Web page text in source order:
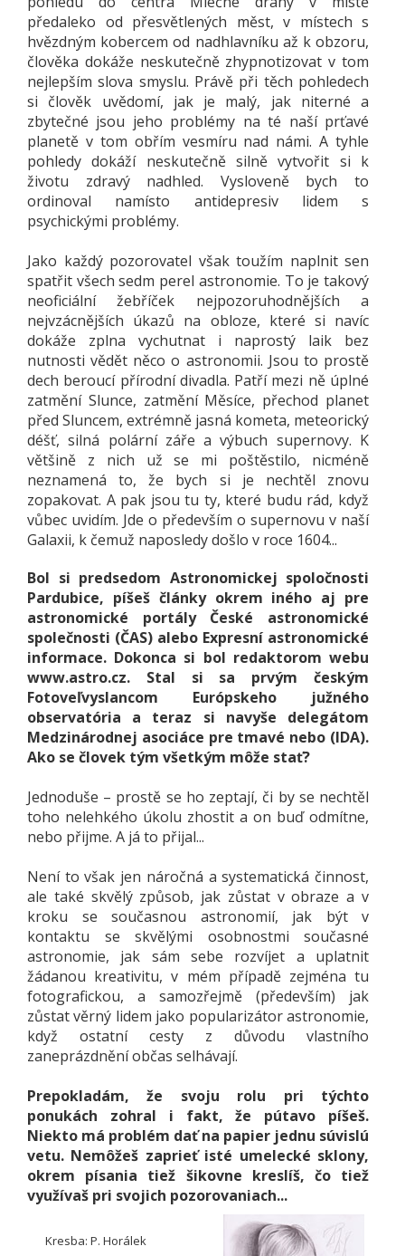
předaleko od přesvětlených měst, v místech s
hvězdným kobercem od nadhlavníku až k obzoru,
člověka dokáže neskutečně zhypnotizovat v tom
nejlepším slova smyslu. Právě při těch pohledech
si člověk uvědomí, jak je malý, jak niterné a
zbytečné jsou jeho problémy na té naší prťavé
planetě v tom obřím vesmíru nad námi. A tyhle
pohledy dokáží neskutečně silně vytvořit si k
životu zdravý nadhled. Vysloveně bych to
ordinoval namísto antidepresiv lidem s
psychickými problémy.
Jako každý pozorovatel však toužím naplnit sen
spatřit všech sedm perel astronomie. To je takový
neoficiální žebříček nejpozoruhodnějších a
nejvzácnějších úkazů na obloze, které si navíc
dokáže zplna vychutnat i naprostý laik bez
nutnosti vědět něco o astronomii. Jsou to prostě
dech beroucí přírodní divadla. Patří mezi ně úplné
zatmění Slunce, zatmění Měsíce, přechod planet
před Sluncem, extrémně jasná kometa, meteorický
déšť, silná polární záře a výbuch supernovy. K
většině z nich už se mi poštěstilo, nicméně
neznamená to, že bych si je nechtěl znovu
zopakovat. A pak jsou tu ty, které budu rád, když
vůbec uvidím. Jde o především o supernovu v naší
Galaxii, k čemuž naposledy došlo v roce 1604...
Bol si predsedom Astronomickej spoločnosti
Pardubice, píšeš články okrem iného aj pre
astronomické portály České astronomické
společnosti (ČAS) alebo Expresní astronomické
informace. Dokonca si bol redaktorom webu
www.astro.cz. Stal si sa prvým českým
Fotoveľvyslancom Európskeho južného
observatória a teraz si navyše delegátom
Medzinárodnej asociáce pre tmavé nebo (IDA).
Ako se človek tým všetkým môže stať?
Jednoduše – prostě se ho zeptají, či by se nechtěl
toho nelehkého úkolu zhostit a on buď odmítne,
nebo přijme. A já to přijal...
Není to však jen náročná a systematická činnost,
ale také skvělý způsob, jak zůstat v obraze a v
kroku se současnou astronomií, jak být v
kontaktu se skvělými osobnostmi současné
astronomie, jak sám sebe rozvíjet a uplatnit
žádanou kreativitu, v mém případě zejména tu
fotografickou, a samozřejmě (především) jak
zůstat věrný lidem jako popularizátor astronomie,
když ostatní cesty z důvodu vlastního
zaneprázdnění občas selhávají.
Prepokladám, že svoju rolu pri týchto
ponukách zohral i fakt, že pútavo píšeš.
Niekto má problém dať na papier jednu súvislú
vetu. Nemôžeš zaprieť isté umelecké sklony,
okrem písania tiež šikovne kreslíš, čo tiež
využívaš pri svojich pozorovaniach...
Kresba: P. Horálek